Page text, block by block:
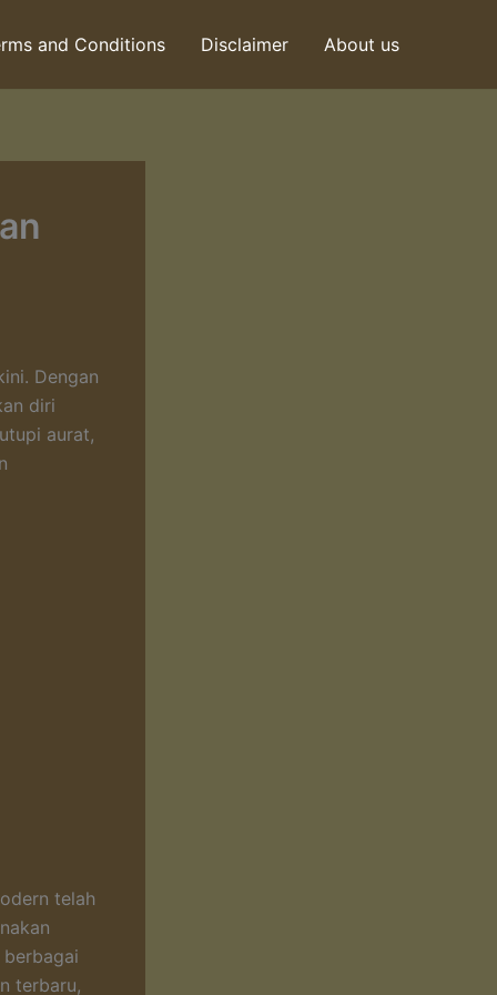
and Conditions Disclaimer About us
Dengan
diri
aurat,
telah
terbaru,